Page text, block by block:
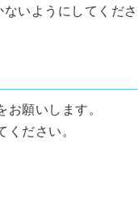
いようにしてくださ
願いします。
ださい。